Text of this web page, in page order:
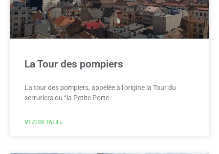
La Tour des pompiers
La tour des pompiers, appelée à l’origine la Tour du
serruriers ou “la Petite Porte
VEZI DETALII »